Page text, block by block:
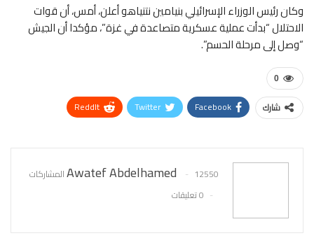
وكان رئيس الوزراء الإسرائيلي بنيامين نتنياهو أعلن، أمس، أن قوات
الاحتلال “بدأت عملية عسكرية متصاعدة في غزة”، مؤكدا أن الجيش
“وصل إلى مرحلة الحسم”.
0
شارك Facebook
Twitter
ReddIt
Awatef Abdelhamed
12550 المشاركات
0 تعليقات